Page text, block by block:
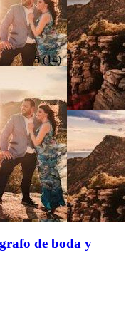
5(14)
de boda y